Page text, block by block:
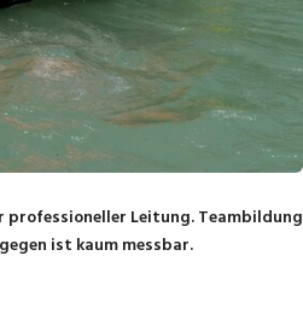
Leitung. Teambildung
ist kaum messbar.